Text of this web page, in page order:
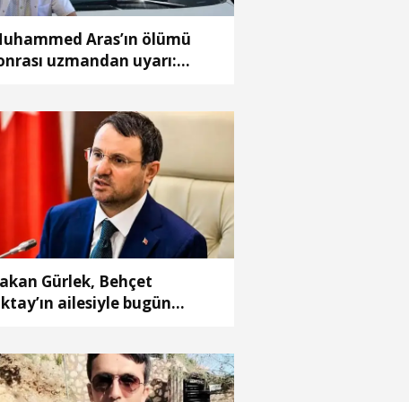
Aras’ın ölümü
uzmandan uyarı:
Gürlek, Behçet
ailesiyle bugün